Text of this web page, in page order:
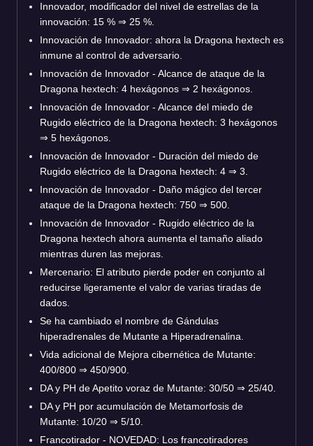
Innovador, modificador del nivel de estrellas de la
innovación: 15 % ⇒ 25 %.
Innovación de Innovador: ahora la Dragona hextech es
inmune al control de adversario.
Innovación de Innovador - Alcance de ataque de la
Dragona hextech: 4 hexágonos ⇒ 2 hexágonos.
Innovación de Innovador - Alcance del miedo de
Rugido eléctrico de la Dragona hextech: 3 hexágonos
⇒ 5 hexágonos.
Innovación de Innovador - Duración del miedo de
Rugido eléctrico de la Dragona hextech: 4 ⇒ 3.
Innovación de Innovador - Daño mágico del tercer
ataque de la Dragona hextech: 750 ⇒ 500.
Innovación de Innovador - Rugido eléctrico de la
Dragona hextech ahora aumenta el tamaño aliado
mientras duren las mejoras.
Mercenario: El atributo pierde poder en conjunto al
reducirse ligeramente el valor de varias tiradas de
dados.
Se ha cambiado el nombre de Gándulas
hiperadrenales de Mutante a Hiperadrenalina.
Vida adicional de Mejora cibernética de Mutante:
400/800 ⇒ 450/900.
DA y PH de Apetito voraz de Mutante: 30/50 ⇒ 25/40.
DA y PH por acumulación de Metamorfosis de
Mutante: 10/20 ⇒ 5/10.
Francotirador - NOVEDAD: Los francotiradores